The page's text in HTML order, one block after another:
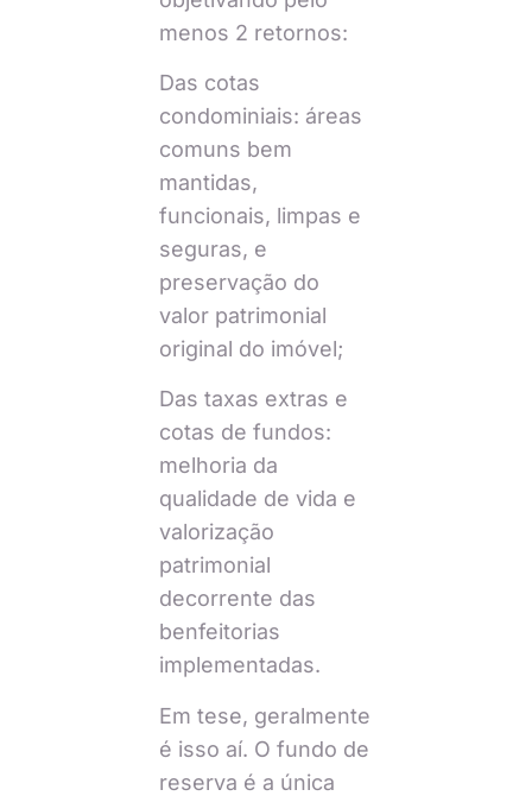
menos 2 retornos:
Das cotas
condominiais: áreas
comuns bem
mantidas,
funcionais, limpas e
seguras, e
preservação do
valor patrimonial
original do imóvel;
Das taxas extras e
cotas de fundos:
melhoria da
qualidade de vida e
valorização
patrimonial
decorrente das
benfeitorias
implementadas.
Em tese, geralmente
é isso aí. O fundo de
reserva é a única